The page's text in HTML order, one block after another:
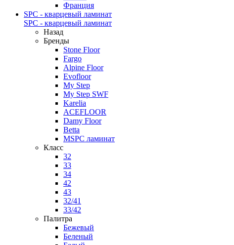
Франция
SPC - кварцевый ламинат
SPC - кварцевый ламинат
Назад
Бренды
Stone Floor
Fargo
Alpine Floor
Evofloor
My Step
My Step SWF
Karelia
ACEFLOOR
Damy Floor
Betta
MSPC ламинат
Класс
32
33
34
42
43
32/41
33/42
Палитра
Бежевый
Беленый